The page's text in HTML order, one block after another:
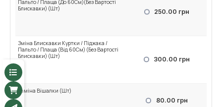
Пальто / Плаща (До 60См)(Без Вартості
Блискавки) (Шт)
250.00 грн
Зміна Блискавки Куртки / Піджака /
Пальто / Плаща (Від 60См) (Без Вартості
Блискавки) (Шт)
300.00 грн
Заміна Вішалки (Шт)
80.00 грн